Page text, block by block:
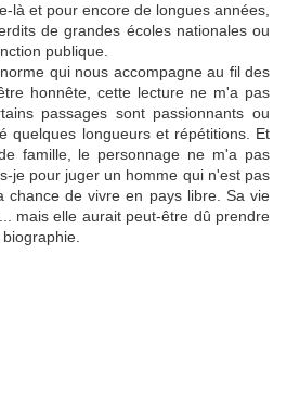
là et pour encore de longues années,
de grandes écoles nationales ou
publique.
qui nous accompagne au fil des
honnête, cette lecture ne m'a pas
passages sont passionnants ou
quelques longueurs et répétitions. Et
famille, le personnage ne m'a pas
je pour juger un homme qui n'est pas
chance de vivre en pays libre. Sa vie
mais elle aurait peut-être dû prendre